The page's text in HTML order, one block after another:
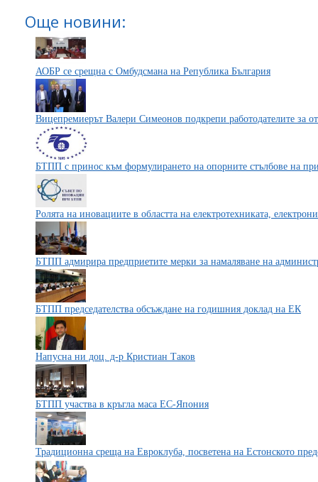
Още новини:
АОБР се срещна с Омбудсмана на Република България
Вицепремиерът Валери Симеонов подкрепи работодателите за
БТПП с принос към формулирането на опорните стълбове на
Ролята на иновациите в областта на електротехниката,
БТПП адмирира предприетите мерки за намаляване на
БТПП председателства обсъждане на годишния доклад на ЕК
Напусна ни доц. д-р Кристиан Таков
БТПП участва в кръгла маса ЕС-Япония
Традиционна среща на Евроклуба, посветена на Естонското